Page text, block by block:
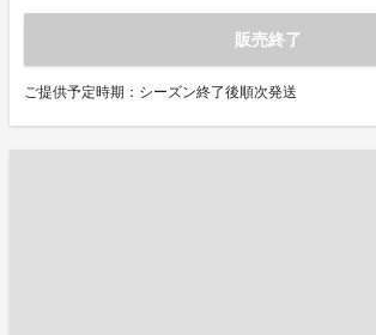
販売終了
ご提供予定時期：シーズン終了後順次発送